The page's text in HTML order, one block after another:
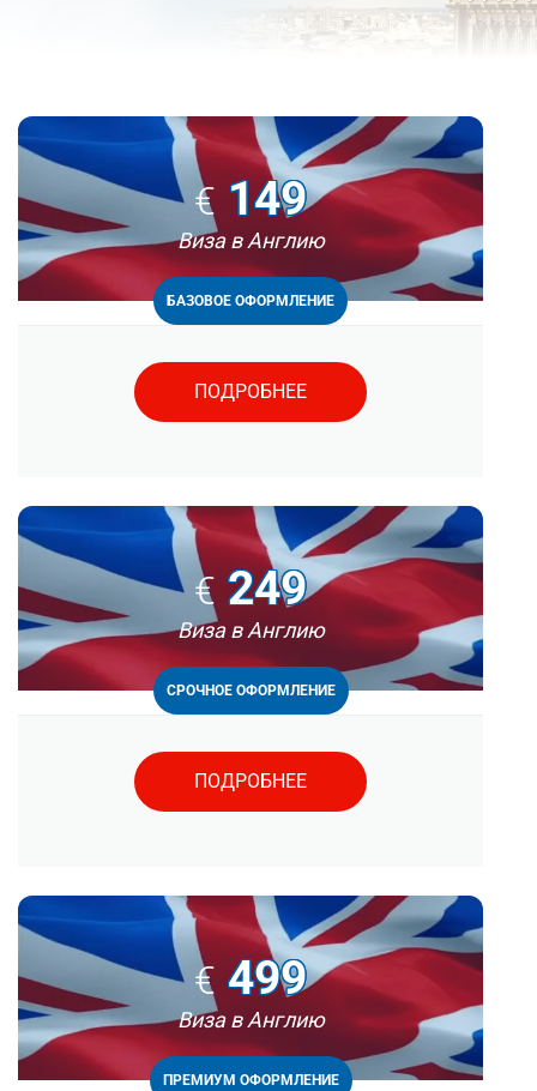
€ 149
Виза в Англию
БАЗОВОЕ ОФОРМЛЕНИЕ
ПОДРОБНЕЕ
€ 249
Виза в Англию
СРОЧНОЕ ОФОРМЛЕНИЕ
ПОДРОБНЕЕ
€ 499
Виза в Англию
ПРЕМИУМ ОФОРМЛЕНИЕ